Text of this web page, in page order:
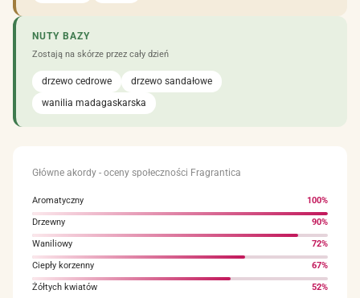
NUTY BAZY
Zostają na skórze przez cały dzień
drzewo cedrowe
drzewo sandałowe
wanilia madagaskarska
Główne akordy - oceny społeczności Fragrantica
Aromatyczny 100%
Drzewny 90%
Waniliowy 72%
Ciepły korzenny 67%
Żółtych kwiatów 52%